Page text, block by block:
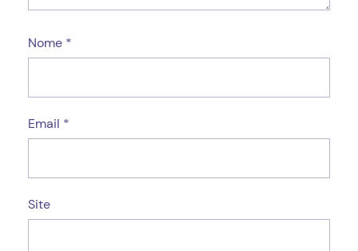
Nome *
Email *
Site